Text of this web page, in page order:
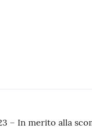
– In merito alla